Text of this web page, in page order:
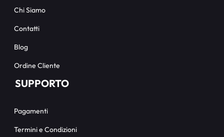
Chi Siamo
Contatti
Blog
Ordine Cliente
SUPPORTO
Pagamenti
Termini e Condizioni